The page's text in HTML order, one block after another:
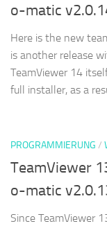
o-matic
Here is the new
is another release
TeamViewer 14
full installer, as a
PROGRAMMIERUNG /
TeamViewer
o-matic
Since TeamViewer